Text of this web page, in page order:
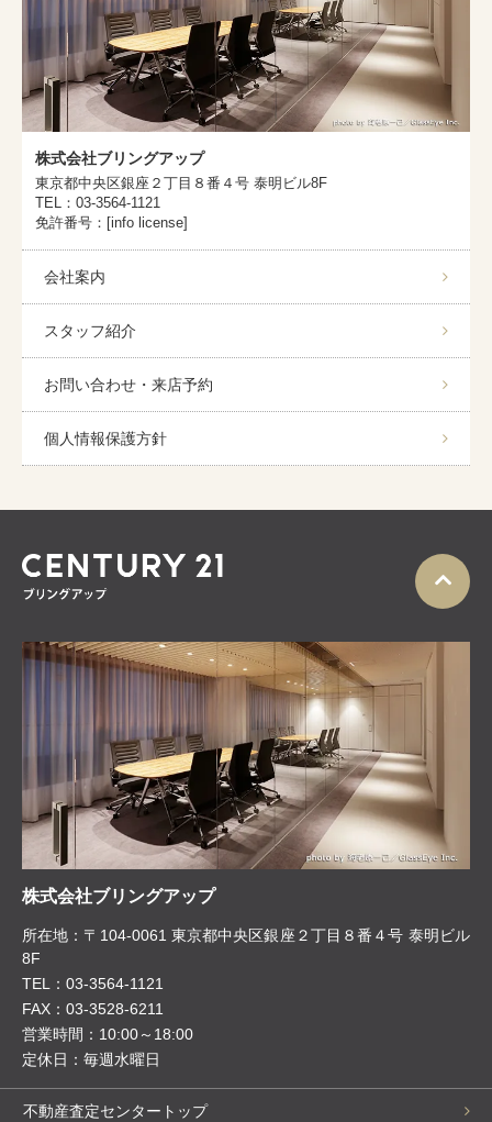
株式会社ブリングアップ
東京都中央区銀座２丁目８番４号 泰明ビル8F
TEL：03-3564-1121
免許番号：[info license]
会社案内
スタッフ紹介
お問い合わせ・来店予約
個人情報保護方針
株式会社ブリングアップ
所在地：〒104-0061 東京都中央区銀座２丁目８番４号 泰明ビル
8F
TEL：03-3564-1121
FAX：03-3528-6211
営業時間：10:00～18:00
定休日：毎週水曜日
不動産査定センタートップ